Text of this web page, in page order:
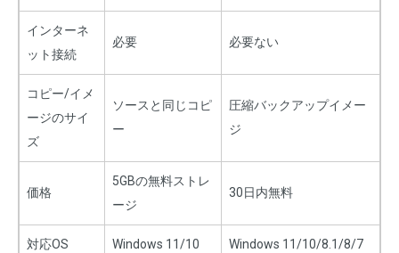
インターネ
ット接続
必要 必要ない
コピー/イメ
ージのサイ
ズ
ソースと同じコピ
ー
圧縮バックアップイメー
ジ
価格
5GBの無料ストレ
ージ
30日内無料
対応OS Windows 11/10 Windows 11/10/8.1/8/7